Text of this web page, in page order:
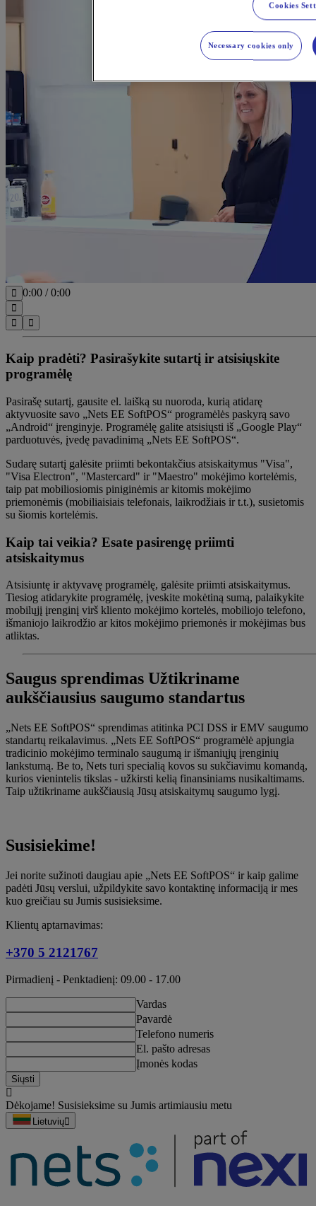
0:00 /0:00
Kaip pradėti? Pasirašykite sutartį ir atsisiųskite
programėlę
Pasirašę sutartį, gausite el. laišką su nuoroda, kurią atidarę
aktyvuosite savo „Nets EE SoftPOS“ programėlės paskyrą savo
„Android“ įrenginyje. Programėlę galite atsisiųsti iš „Google Play“
parduotuvės, įvedę pavadinimą „Nets EE SoftPOS“.
Sudarę sutartį galėsite priimti bekontakčius atsiskaitymus "Visa",
"Visa Electron", "Mastercard" ir "Maestro" mokėjimo kortelėmis,
taip pat mobiliosiomis piniginėmis ar kitomis mokėjimo
priemonėmis (mobiliaisiais telefonais, laikrodžiais ir t.t.), susietomis
su šiomis kortelėmis.
Kaip tai veikia? Esate pasirengę priimti
atsiskaitymus
Atsisiuntę ir aktyvavę programėlę, galėsite priimti atsiskaitymus.
Tiesiog atidarykite programėlę, įveskite mokėtiną sumą, palaikykite
mobilųjį įrenginį virš kliento mokėjimo kortelės, mobiliojo telefono,
išmaniojo laikrodžio ar kitos mokėjimo priemonės ir mokėjimas bus
atliktas.
Saugus sprendimas Užtikriname
aukščiausius saugumo standartus
„Nets EE SoftPOS“ sprendimas atitinka PCI DSS ir EMV saugumo
standartų reikalavimus. „Nets EE SoftPOS“ programėlė apjungia
tradicinio mokėjimo terminalo saugumą ir išmaniųjų įrenginių
lankstumą. Be to, Nets turi specialią kovos su sukčiavimu komandą,
kurios vienintelis tikslas - užkirsti kelią finansiniams nusikaltimams.
Taip užtikriname aukščiausią Jūsų atsiskaitymų saugumo lygį.
Susisiekime!
Jei norite sužinoti daugiau apie „Nets EE SoftPOS“ ir kaip galime
padėti Jūsų verslui, užpildykite savo kontaktinę informaciją ir mes
kuo greičiau su Jumis susisieksime.
Klientų aptarnavimas:
+370 5 2121767
Pirmadienį - Penktadienį: 09.00 - 17.00
Vardas
Pavardė
Telefono numeris
El. pašto adresas
Įmonės kodas
Siųsti
Dėkojame! Susisieksime su Jumis artimiausiu metu
Lietuvių
Cookies
Necessary cookies only